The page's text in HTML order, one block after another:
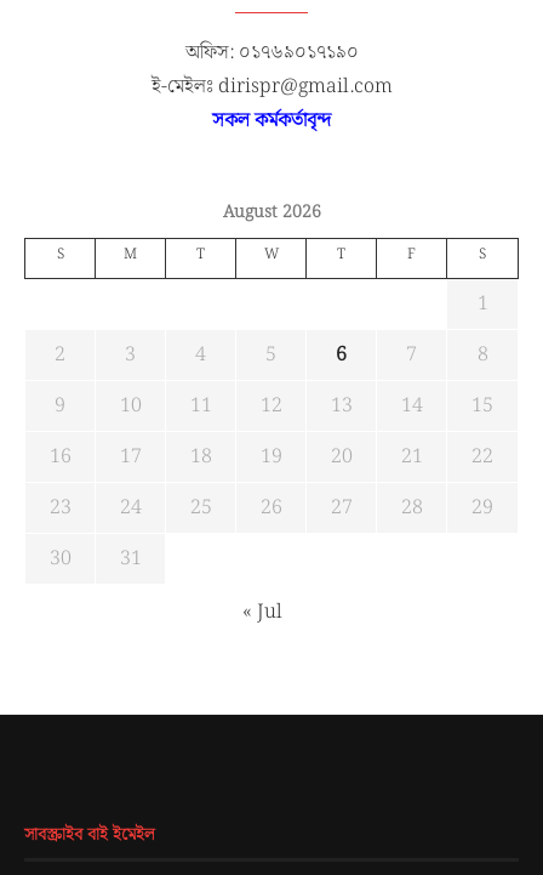
অফিস: ০১৭৬৯০১৭১৯০
ই-মেইলঃ dirispr@gmail.com
সকল কর্মকর্তাবৃন্দ
August 2026
S M T W T F S
1
2
3 4 5 6 7
8
9
10 11 12 13 14
15
16
17 18 19 20 21
22
23
24 25 26 27 28
29
30
31
« Jul
সাবস্ক্রাইব বাই ইমেইল